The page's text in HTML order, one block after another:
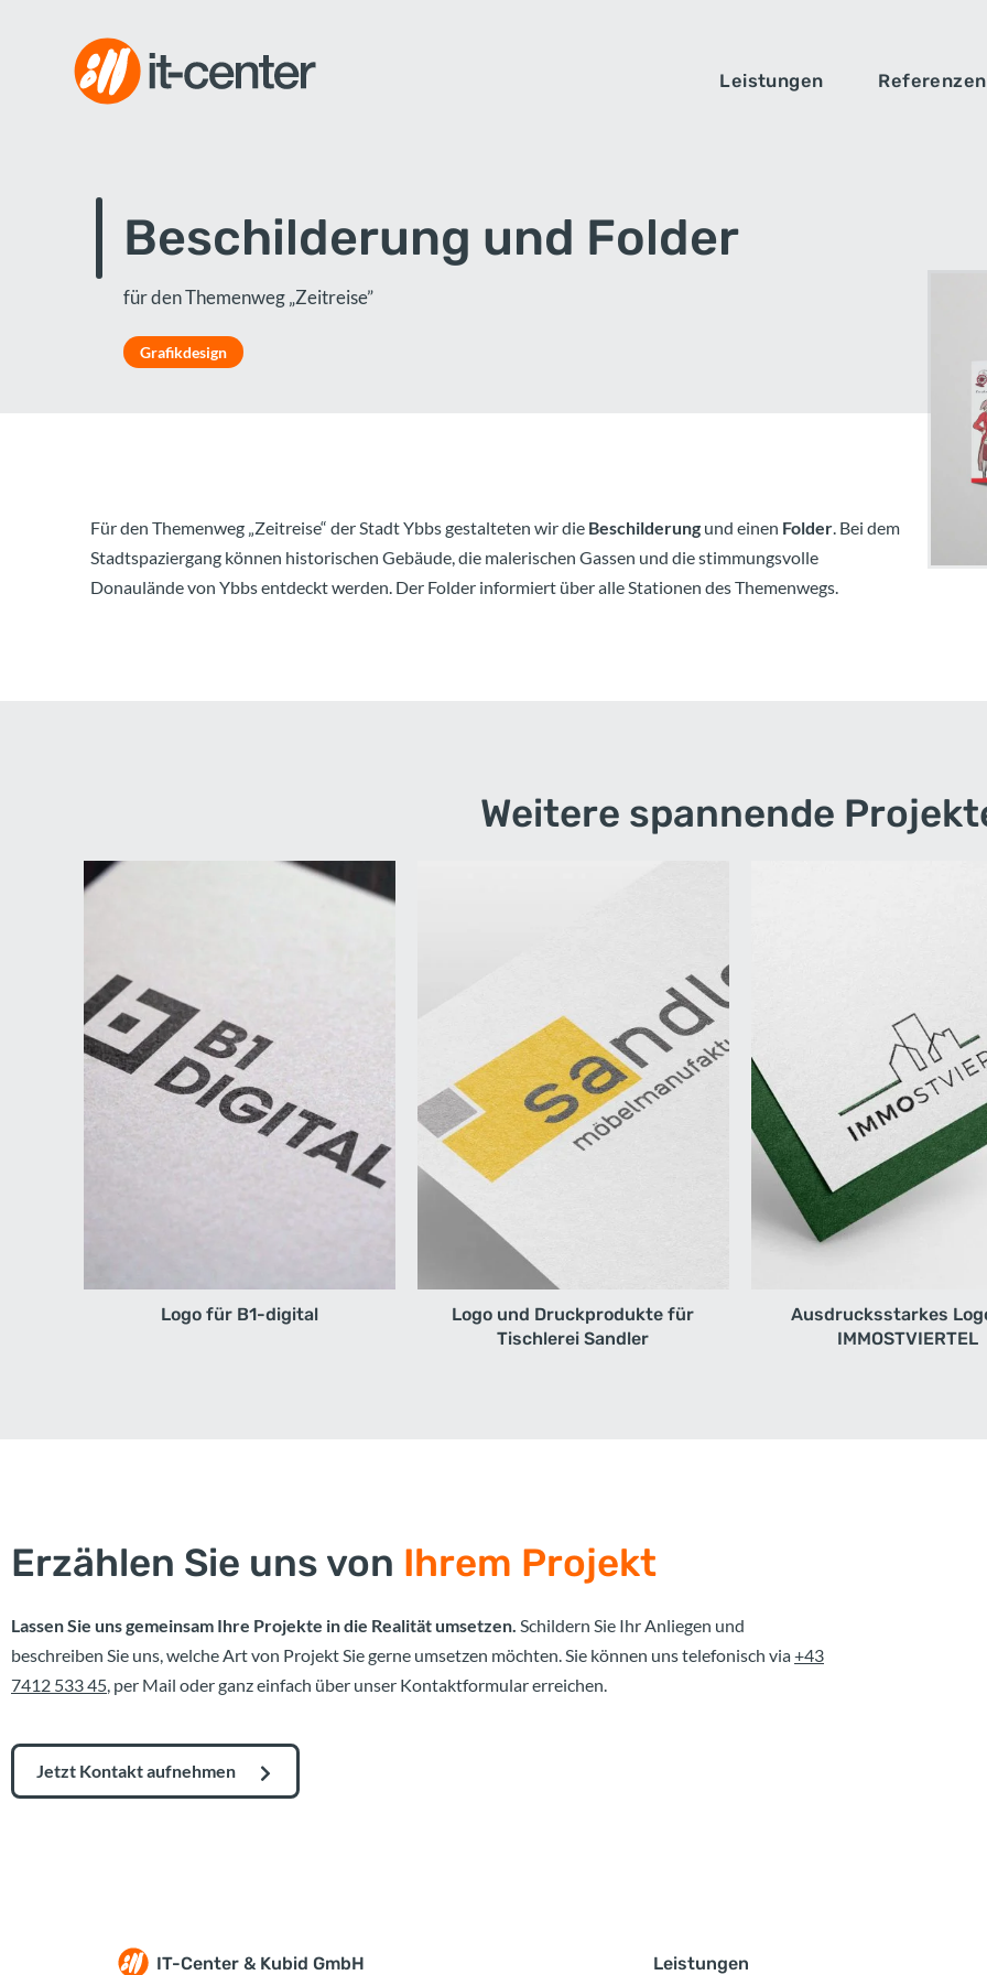
Leistungen Referenzen
Beschilderung und Folder
für den Themenweg „Zeitreise”
Grafikdesign
Für den Themenweg „Zeitreise“ der Stadt Ybbs gestalteten wir die Beschilderung und einen Folder. Bei dem
Stadtspaziergang können historischen Gebäude, die malerischen Gassen und die stimmungsvolle
Donaulände von Ybbs entdeckt werden. Der Folder informiert über alle Stationen des Themenwegs.
Weitere spannende
Logo für B1-digital
Logo und Druckprodukte für
Tischlerei Sandler
Ausdrucksstarkes
IMMOSTVIERTEL
Erzählen Sie uns von Ihrem Projekt
Lassen Sie uns gemeinsam Ihre Projekte in die Realität umsetzen. Schildern Sie Ihr Anliegen und
beschreiben Sie uns, welche Art von Projekt Sie gerne umsetzen möchten. Sie können uns telefonisch via+43
7412 533 45, per Mail oder ganz einfach über unser Kontaktformular erreichen.
Jetzt Kontakt aufnehmen
IT-Center & Kubid GmbH Leistungen